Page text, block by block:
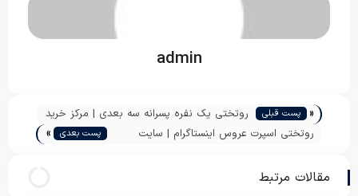
admin
« پست قبلی
روتختی یک نفره پسرانه سه بعدی | مرکز خرید
عمده روتختی ارزان | پاندا
روتختی اسپرت عروس اینستاگرام | سایت
پست بعدی »
مقالات مرتبط